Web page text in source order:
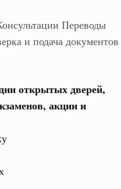
Переводы
и подача документов
открытых дверей,
акции и